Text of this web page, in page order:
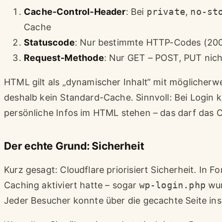
Cache-Control-Header: Bei private, no-
Cache
Statuscode: Nur bestimmte HTTP-Codes
Request-Methode: Nur GET – POST, PUT
HTML gilt als „dynamischer Inhalt“ mit
deshalb kein Standard-Cache. Sinnvoll: Bei Login
persönliche Infos im HTML stehen – das darf das
Der echte Grund: Sicherheit
Kurz gesagt: Cloudflare priorisiert Sicherheit. In
Caching aktiviert hatte – sogar wp-login.php
Jeder Besucher konnte über die gecachte Seite